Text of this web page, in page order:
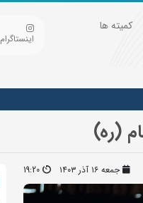
کمیته ها
اینستاگرام
(ره)
جمعه ۱۶ آذر ۱۴۰۳ 19:20